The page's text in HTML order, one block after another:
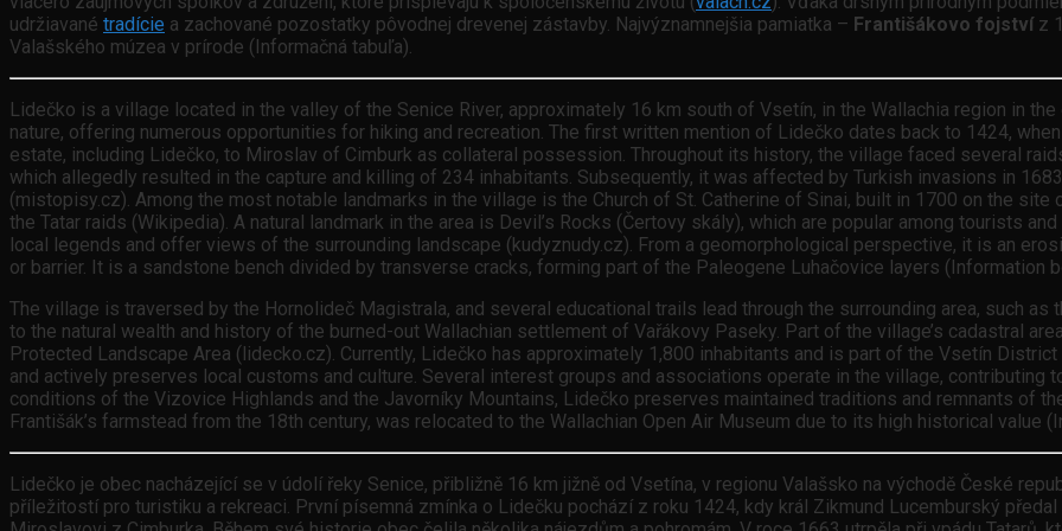
udržiavané tradície a zachované pozostatky pôvodnej drevenej zástavby. Najvýznamnejšia pamiatka – Františákovo fojstvíz
Valašského múzea v prírode (Informačná tabuľa).
Lidečko is a village located in the valley of the Senice River, approximately 16 km south of Vsetín, in the Wallachia region in
nature, offering numerous opportunities for hiking and recreation. The first written mention of Lidečko dates back to 1424,
estate, including Lidečko, to Miroslav of Cimburk as collateral possession. Throughout its history, the village faced several
which allegedly resulted in the capture and killing of 234 inhabitants. Subsequently, it was affected by Turkish invasions in
(mistopisy.cz). Among the most notable landmarks in the village is the Church of St. Catherine of Sinai, built in 1700 on the
the Tatar raids (Wikipedia). A natural landmark in the area is Devil’s Rocks (Čertovy skály), which are popular among tourists
local legends and offer views of the surrounding landscape (kudyznudy.cz). From a geomorphological perspective, it is an
or barrier. It is a sandstone bench divided by transverse cracks, forming part of the Paleogene Luhačovice layers (Information
The village is traversed by the Hornolideč Magistrala, and several educational trails lead through the surrounding area, such
to the natural wealth and history of the burned-out Wallachian settlement of Vařákovy Paseky. Part of the village’s cadastral
Protected Landscape Area (lidecko.cz). Currently, Lidečko has approximately 1,800 inhabitants and is part of the Vsetín
and actively preserves local customs and culture. Several interest groups and associations operate in the village, contributing
conditions of the Vizovice Highlands and the Javorníky Mountains, Lidečko preserves maintained traditions and remnants of
Františák’s farmstead from the 18th century, was relocated to the Wallachian Open Air Museum due to its high historical value
Lidečko je obec nacházející se v údolí řeky Senice, přibližně 16 km jižně od Vsetína, v regionu Valašsko na východě České
příležitostí pro turistiku a rekreaci. První písemná zmínka o Lidečku pochází z roku 1424, kdy král Zikmund Lucemburský